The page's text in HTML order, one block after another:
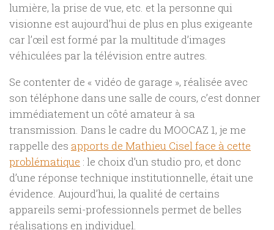
lumière, la prise de vue, etc. et la personne qui
visionne est aujourd’hui de plus en plus exigeante
car l’œil est formé par la multitude d’images
véhiculées par la télévision entre autres.
Se contenter de « vidéo de garage », réalisée avec
son téléphone dans une salle de cours, c’est donner
immédiatement un côté amateur à sa
transmission. Dans le cadre du MOOCAZ 1, je me
rappelle des apports de Mathieu Cisel face à cette
problématique : le choix d’un studio pro, et donc
d’une réponse technique institutionnelle, était une
évidence. Aujourd’hui, la qualité de certains
appareils semi-professionnels permet de belles
réalisations en individuel.